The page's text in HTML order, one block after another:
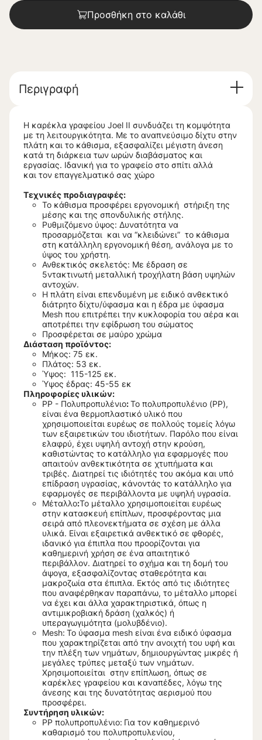
Προσθήκη στο καλάθι
Περιγραφή
Η καρέκλα γραφείου Joel II συνδυάζει τη κομψότητα
με τη λειτουργικότητα. Με το αναπνεύσιμο δίχτυ στην
πλάτη και το κάθισμα, εξασφαλίζει μέγιστη άνεση
κατά τη διάρκεια των ωρών διαβάσματος και
εργασίας. Ιδανική για το γραφείο στο σπίτι αλλά
και τον επαγγελματικό σας χώρο
Τεχνικές προδιαγραφές:
Το κάθισμα προσφέρει εργονομική στήριξη της
μέσης και της σπονδυλικής στήλης.
Ρυθμιζόμενο ύψος: Δυνατότητα να
προσαρμόζεται και να “κλειδώνει” το κάθισμα
στη κατάλληλη εργονομική θέση, ανάλογα με το
ύψος του χρήστη.
Ανθεκτικός σκελετός: Με έδραση σε
5ντακτινωτή μεταλλική τροχήλατη βάση υψηλών
αντοχών.
Η πλάτη είναι επενδυμένη με ειδικό ανθεκτικό
διάτρητο δίχτυ/ύφασμα και η έδρα με ύφασμα
Mesh που επιτρέπει την κυκλοφορία του αέρα και
αποτρέπει την εφίδρωση του σώματος
Προσφέρεται σε μαύρο χρώμα
Διάσταση προϊόντος:
Μήκος: 75 εκ.
Πλάτος: 53 εκ.
Ύψος: 115-125 εκ.
Ύψος έδρας: 45-55 εκ
Πληροφορίες υλικών:
PP - Πολυπροπυλένιο:Το πολυπροπυλένιο (PP),
είναι ένα θερμοπλαστικό υλικό που
χρησιμοποιείται ευρέως σε πολλούς τομείς λόγω
των εξαιρετικών του ιδιοτήτων. Παρόλο που είναι
ελαφρύ, έχει υψηλή αντοχή στην κρούση,
καθιστώντας το κατάλληλο για εφαρμογές που
απαιτούν ανθεκτικότητα σε χτυπήματα και
τριβές. Διατηρεί τις ιδιότητές του ακόμα και υπό
επίδραση υγρασίας, κάνοντάς το κατάλληλο για
εφαρμογές σε περιβάλλοντα με υψηλή υγρασία.
Μέταλλο:Το μέταλλο χρησιμοποιείται ευρέως
στην κατασκευή επίπλων, προσφέροντας μια
σειρά από πλεονεκτήματα σε σχέση με άλλα
υλικά. Είναι εξαιρετικά ανθεκτικό σε φθορές,
ιδανικό για έπιπλα που προορίζονται για
καθημερινή χρήση σε ένα απαιτητικό
περιβάλλον. Διατηρεί το σχήμα και τη δομή του
άψογα, εξασφαλίζοντας σταθερότητα και
μακροζωία στα έπιπλα. Εκτός από τις ιδιότητες
που αναφέρθηκαν παραπάνω, το μέταλλο μπορεί
να έχει και άλλα χαρακτηριστικά, όπως η
αντιμικροβιακή δράση (χαλκός) ή
υπεραγωγιμότητα (μολυβδένιο).
Mesh: Το ύφασμα mesh είναι ένα ειδικό ύφασμα
που χαρακτηρίζεται από την ανοιχτή του υφή και
την πλέξη των νημάτων, δημιουργώντας μικρές ή
μεγάλες τρύπες μεταξύ των νημάτων.
Χρησιμοποιείται στην επίπλωση, όπως σε
καρέκλες γραφείου και καναπέδες, λόγω της
άνεσης και της δυνατότητας αερισμού που
προσφέρει.
Συντήρηση υλικών:
PP πολυπροπυλένιο: Για τον καθημερινό
καθαρισμό του πολυπροπυλενίου,